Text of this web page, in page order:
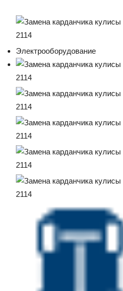
Электрооборудование